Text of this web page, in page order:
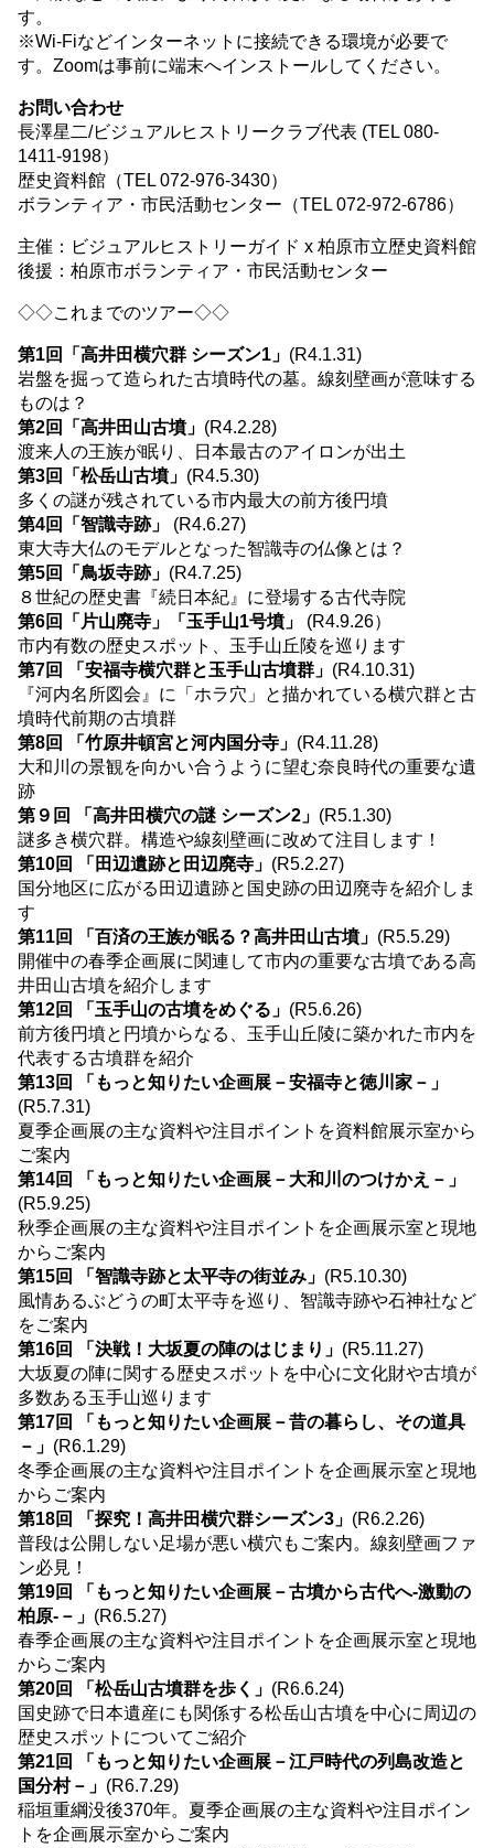
す。
※Wi-Fiなどインターネットに接続できる環境が必要で
す。Zoomは事前に端末へインストールしてください。
お問い合わせ
長澤星二/ビジュアルヒストリークラブ代表 (TEL 080-
1411-9198）
歴史資料館（TEL 072-976-3430）
ボランティア・市民活動センター（TEL 072-972-6786）
主催：ビジュアルヒストリーガイド x 柏原市立歴史資料館
後援：柏原市ボランティア・市民活動センター
◇◇これまでのツアー◇◇
第1回「高井田横穴群 シーズン1」 (R4.1.31)
岩盤を掘って造られた古墳時代の墓。線刻壁画が意味する
ものは？
第2回「高井田山古墳」 (R4.2.28)
渡来人の王族が眠り、日本最古のアイロンが出土
第3回「松岳山古墳」 (R4.5.30)
多くの謎が残されている市内最大の前方後円墳
第4回「智識寺跡」
(R4.6.27)
東大寺大仏のモデルとなった智識寺の仏像とは？
第5回「鳥坂寺跡」 (R4.7.25)
８世紀の歴史書『続日本紀』に登場する古代寺院
第6回「片山廃寺」「玉手山1号墳」
(R4.9.26）
市内有数の歴史スポット、玉手山丘陵を巡ります
第7回 「安福寺横穴群と玉手山古墳群」 (R4.10.31)
『河内名所図会』に「ホラ穴」と描かれている横穴群と古
墳時代前期の古墳群
第8回 「竹原井頓宮と河内国分寺」 (R4.11.28)
大和川の景観を向かい合うように望む奈良時代の重要な遺
跡
第９回 「高井田横穴の謎 シーズン2」 (R5.1.30)
謎多き横穴群。構造や線刻壁画に改めて注目します！
第10回 「田辺遺跡と田辺廃寺」 (R5.2.27)
国分地区に広がる田辺遺跡と国史跡の田辺廃寺を紹介しま
す
第11回 「百済の王族が眠る？高井田山古墳」 (R5.5.29)
開催中の春季企画展に関連して市内の重要な古墳である高
井田山古墳を紹介します
第12回 「玉手山の古墳をめぐる」 (R5.6.26)
前方後円墳と円墳からなる、玉手山丘陵に築かれた市内を
代表する古墳群を紹介
第13回 「もっと知りたい企画展－安福寺と徳川家－」
(R5.7.31)
夏季企画展の主な資料や注目ポイントを資料館展示室から
ご案内
第14回 「もっと知りたい企画展－大和川のつけかえ－」
(R5.9.25)
秋季企画展の主な資料や注目ポイントを企画展示室と現地
からご案内
第15回 「智識寺跡と太平寺の街並み」 (R5.10.30)
風情あるぶどうの町太平寺を巡り、智識寺跡や石神社など
をご案内
第16回 「決戦！大坂夏の陣のはじまり」 (R5.11.27)
大坂夏の陣に関する歴史スポットを中心に文化財や古墳が
多数ある玉手山巡ります
第17回 「もっと知りたい企画展－昔の暮らし、その道具
－」 (R6.1.29)
冬季企画展の主な資料や注目ポイントを企画展示室と現地
からご案内
第18回 「探究！高井田横穴群シーズン3」 (R6.2.26)
普段は公開しない足場が悪い横穴もご案内。線刻壁画ファ
ン必見！
第19回 「もっと知りたい企画展－古墳から古代へ-激動の
柏原-－」 (R6.5.27)
春季企画展の主な資料や注目ポイントを企画展示室と現地
からご案内
第20回 「松岳山古墳群を歩く」 (R6.6.24)
国史跡で日本遺産にも関係する松岳山古墳を中心に周辺の
歴史スポットについてご紹介
第21回 「もっと知りたい企画展－江戸時代の列島改造と
国分村－」 (R6.7.29)
稲垣重綱没後370年。夏季企画展の主な資料や注目ポイン
トを企画展示室からご案内